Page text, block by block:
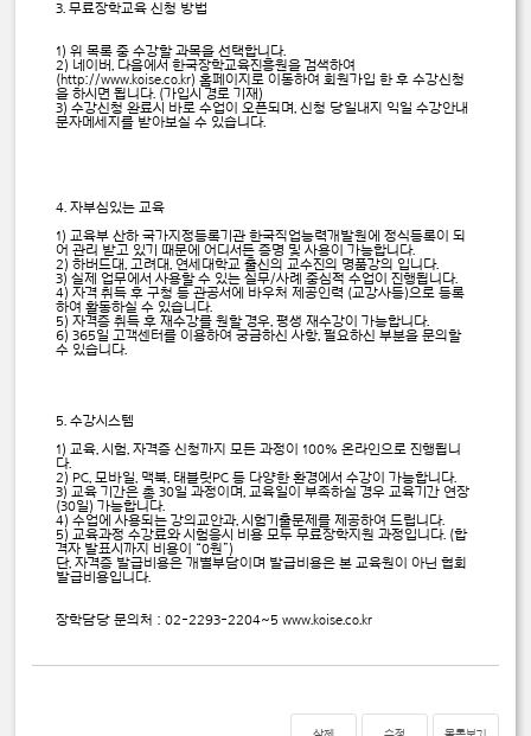
3. 무료장학교육 신청 방법
1) 위 목록 중 수강할 과목을 선택합니다.
2) 네이버, 다음에서 한국장학교육진흥원을 검색하여
(http://www.koise.co.kr) 홈페이지로 이동하여 회원가입 한 후 수강신청
을 하시면 됩니다. (가입시 경로 기재)
3) 수강신청 완료시 바로 수업이 오픈되며, 신청 당일내지 익일 수강안내
문자메세지를 받아보실 수 있습니다.
4. 자부심있는 교육
1) 교육부 산하 국가지정등록기관 한국직업능력개발원에 정식등록이 되
어 관리 받고 있기 때문에 어디서든 증명 및 사용이 가능합니다.
2) 하버드대, 고려대, 연세대학교 출신의 교수진의 명품강의 입니다.
3) 실제 업무에서 사용할 수 있는 실무/사례 중심적 수업이 진행됩니다.
4) 자격 취득 후 구청 등 관공서에 바우처 제공인력 (교강사등)으로 등록
하여 활동하실 수 있습니다.
5) 자격증 취득 후 재수강를 원할 경우, 평생 재수강이 가능합니다.
6) 365일 고객센터를 이용하여 궁금하신 사항, 필요하신 부분을 문의할
수 있습니다.
5. 수강시스템
1) 교육, 시험, 자격증 신청까지 모든 과정이 100％ 온라인으로 진행됩니
다.
2) PC, 모바일, 맥북, 태블릿PC 등 다양한 환경에서 수강이 가능합니다.
3) 교육 기간은 총 30일 과정이며, 교육일이 부족하실 경우 교육기간 연장
(30일) 가능합니다.
4) 수업에 사용되는 강의교안과, 시험기출문제를 제공하여 드립니다.
5) 교육과정 수강료와 시험응시 비용 모두 무료장학지원 과정입니다. (합
격자 발표시까지 비용이 “0원”)
단, 자격증 발급비용은 개별부담이며 발급비용은 본 교육원이 아닌 협회
발급비용입니다.
장학담당 문의처 : 02-2293-2204~5 www.koise.co.kr
삭제 수정 목록보기